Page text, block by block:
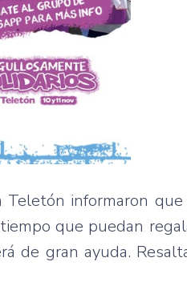
Teletón informaron
que puedan
de gran ayuda.